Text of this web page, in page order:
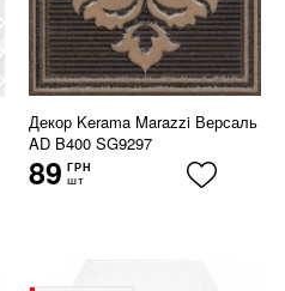
Декор Kerama Marazzi Версаль
AD B400 SG9297
89 ГРН
шт